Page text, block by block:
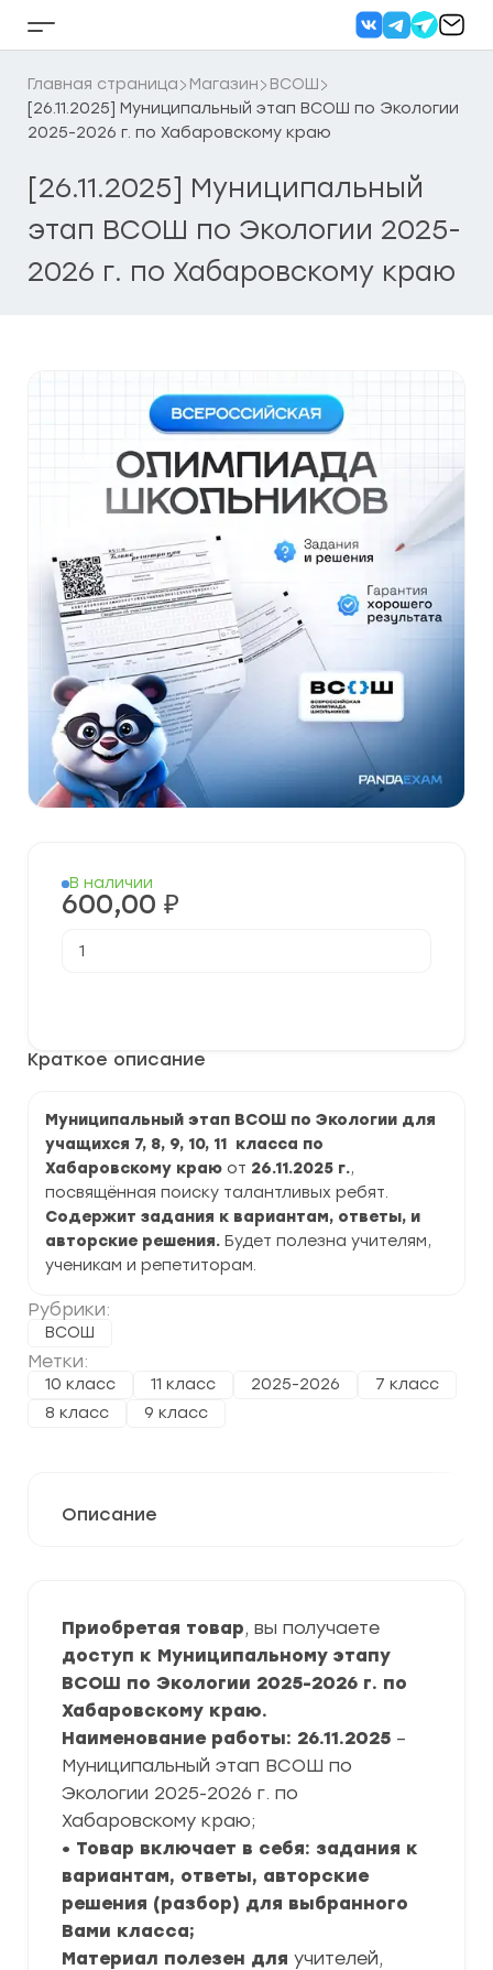
Кнопка
бокового
меню
Главная страница Магазин
ВСОШ
[26.11.2025] Муниципальный этап ВСОШ по Экологии
2025-2026 г. по Хабаровскому краю
[26.11.2025] Муниципальный
этап ВСОШ по Экологии 2025-
2026 г. по Хабаровскому краю
Краткое описание
Муниципальный этап ВСОШ по Экологии для
учащихся 7, 8, 9, 10, 11 класса по
Хабаровскому краю от 26.11.2025 г.,
посвящённая поиску талантливых ребят.
Содержит задания к вариантам, ответы, и
авторские решения. Будет полезна учителям,
ученикам и репетиторам.
Рубрики:
ВСОШ
Метки:
10 класс 11 класс 2025-2026
7 класс
8 класс
9 класс
В наличии
600,00 ₽
товара
Экологии
г.
по
Хабаровскому
краю
Описание
Приобретая товар, вы получаете
доступ к Муниципальному этапу
ВСОШ по Экологии 2025-2026 г. по
Хабаровскому краю.
Наименование работы: 26.11.2025 –
Муниципальный этап ВСОШ по
Экологии 2025-2026 г. по
Хабаровскому краю;
• Товар включает в себя: задания к
вариантам, ответы, авторские
решения (разбор) для выбранного
Вами класса;
Материал полезен для учителей,